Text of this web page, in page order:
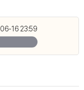
16 23:59